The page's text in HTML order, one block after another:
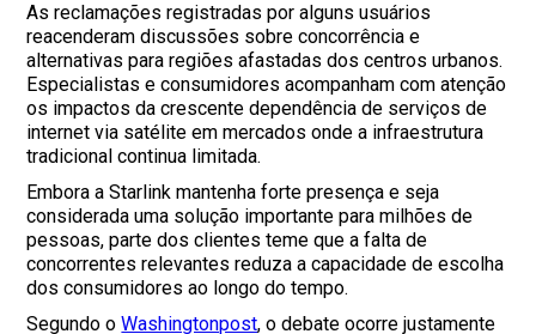
As reclamações registradas por alguns usuários
reacenderam discussões sobre concorrência e
alternativas para regiões afastadas dos centros urbanos.
Especialistas e consumidores acompanham com atenção
os impactos da crescente dependência de serviços de
internet via satélite em mercados onde a infraestrutura
tradicional continua limitada.
Embora a Starlink mantenha forte presença e seja
considerada uma solução importante para milhões de
pessoas, parte dos clientes teme que a falta de
concorrentes relevantes reduza a capacidade de escolha
dos consumidores ao longo do tempo.
Segundo oWashingtonpost, o debate ocorre justamente